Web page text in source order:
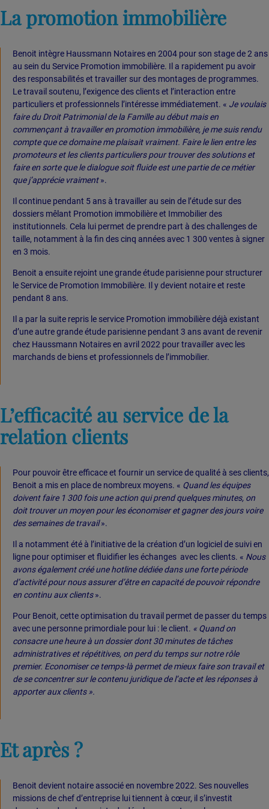
La promotion immobilière
Benoit intègre Haussmann Notaires en 2004 pour son stage de 2 ans
au sein du Service Promotion immobilière. Il a rapidement pu avoir
des responsabilités et travailler sur des montages de programmes.
Le travail soutenu, l’exigence des clients et l’interaction entre
particuliers et professionnels l’intéresse immédiatement. « Je voulais
faire du Droit Patrimonial de la Famille au début mais en
commençant à travailler en promotion immobilière, je me suis rendu
compte que ce domaine me plaisait vraiment. Faire le lien entre les
promoteurs et les clients particuliers pour trouver des solutions et
faire en sorte que le dialogue soit fluide est une partie de ce métier
que j’apprécie vraiment».
Il continue pendant 5 ans à travailler au sein de l’étude sur des
dossiers mêlant Promotion immobilière et Immobilier des
institutionnels. Cela lui permet de prendre part à des challenges de
taille, notamment à la fin des cinq années avec 1 300 ventes à signer
en 3 mois.
Benoit a ensuite rejoint une grande étude parisienne pour structurer
le Service de Promotion Immobilière. Il y devient notaire et reste
pendant 8 ans.
Il a par la suite repris le service Promotion immobilière déjà existant
d’une autre grande étude parisienne pendant 3 ans avant de revenir
chez Haussmann Notaires en avril 2022 pour travailler avec les
marchands de biens et professionnels de l’immobilier.
L’efficacité au service de la
relation clients
Pour pouvoir être efficace et fournir un service de qualité à ses clients,
Benoit a mis en place de nombreux moyens. « Quand les équipes
doivent faire 1 300 fois une action qui prend quelques minutes, on
doit trouver un moyen pour les économiser et gagner des jours voire
des semaines de travail».
Il a notamment été à l’initiative de la création d’un logiciel de suivi en
ligne pour optimiser et fluidifier les échanges avec les clients. « Nous
avons également créé une hotline dédiée dans une forte période
d’activité pour nous assurer d’être en capacité de pouvoir répondre
en continu aux clients».
Pour Benoit, cette optimisation du travail permet de passer du temps
avec une personne primordiale pour lui : le client. « Quand on
consacre une heure à un dossier dont 30 minutes de tâches
administratives et répétitives, on perd du temps sur notre rôle
premier. Economiser ce temps-là permet de mieux faire son travail et
de se concentrer sur le contenu juridique de l’acte et les réponses à
apporter aux clients ».
Et après ?
Benoit devient notaire associé en novembre 2022. Ses nouvelles
missions de chef d’entreprise lui tiennent à cœur, il s’investit